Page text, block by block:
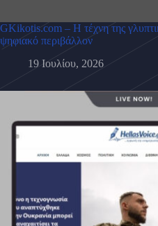
GKikotis.com – Η τέχνη της
ψηφιακό περιβάλλον
19 Ιουλίου, 2026